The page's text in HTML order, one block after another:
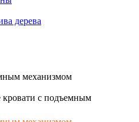
дерева
механизмом
кровати с подъемным